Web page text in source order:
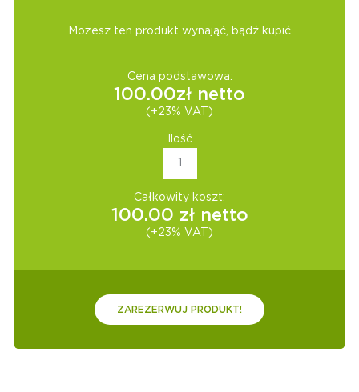
Możesz ten produkt wynająć, bądź kupić
Cena podstawowa:
100.00zł netto
(+23% VAT)
Ilość
Całkowity koszt:
100.00 zł netto
(+23% VAT)
ZAREZERWUJ PRODUKT!